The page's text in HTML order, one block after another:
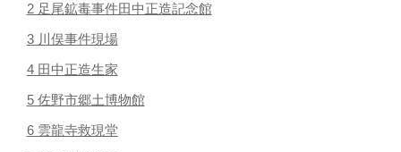
2 足尾鉱毒事件田中正造記念館
3 川俣事件現場
4 田中正造生家
5 佐野市郷土博物館
6 雲龍寺救現堂